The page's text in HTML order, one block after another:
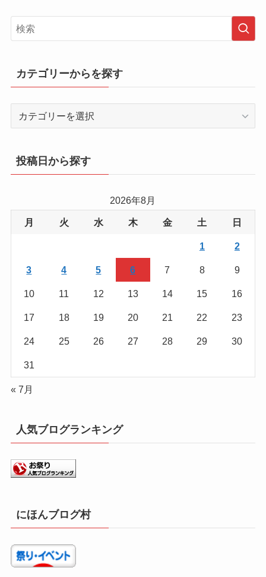
カテゴリーからを探す
リ
ー
を
投稿日から探す
2026年8月
月 火 水 木 金 土 日
1 2
3 4 5 6 7 8 9
10 11 12 13 14 15 16
17 18 19 20 21 22 23
24 25 26 27 28 29 30
31
« 7月
人気ブログランキング
にほんブログ村